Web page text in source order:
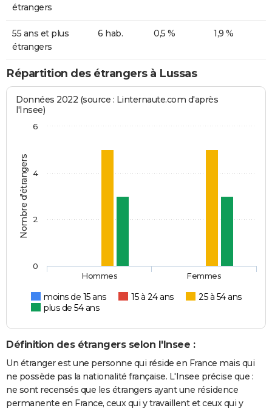
étrangers
55 ans et plus
étrangers
6 hab. 0,5 % 1,9 %
Répartition des étrangers à Lussas
Nombre d'étrangers
Données 2022 (source : Linternaute.com d'après
l'Insee)
moins de 15 ans 15 à 24 ans
25 à 54 ans
plus de 54 ans
Hommes Femmes
0
2
4
6
Définition des étrangers selon l'Insee :
Un étranger est une personne qui réside en France mais qui
ne possède pas la nationalité française. L'Insee précise que :
ne sont recensés que les étrangers ayant une résidence
permanente en France, ceux qui y travaillent et ceux qui y